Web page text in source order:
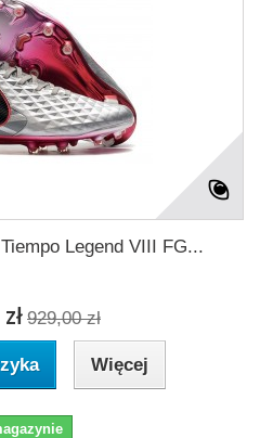
Legend VIII FG...
929,00 zł
Więcej